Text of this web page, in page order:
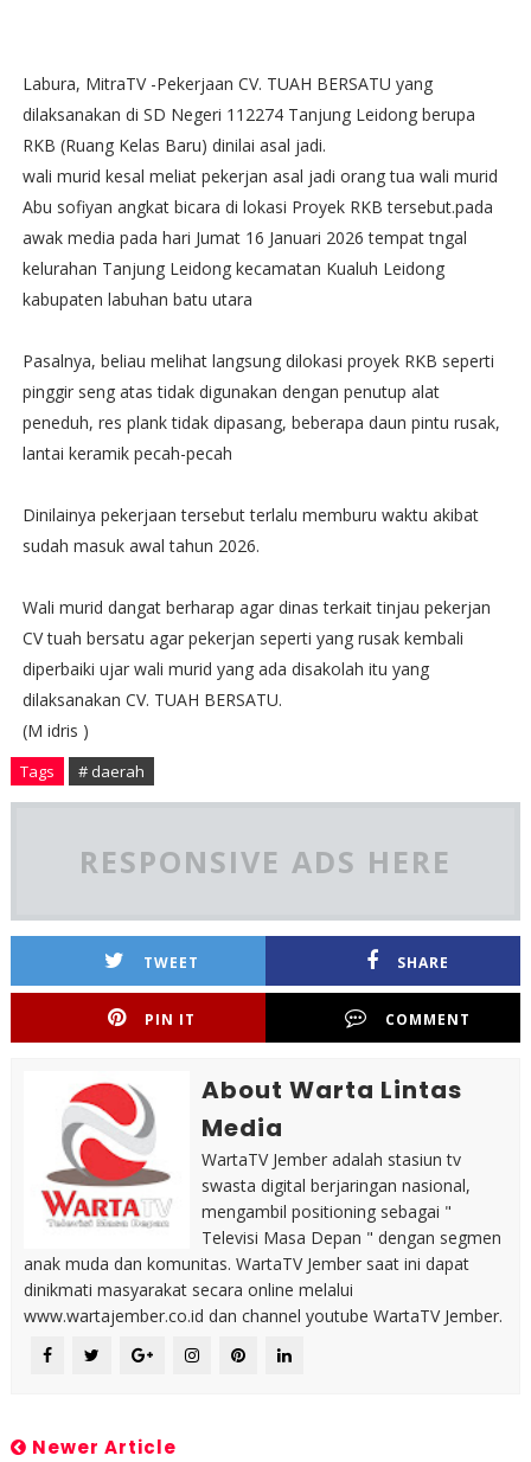
Labura, MitraTV -Pekerjaan CV. TUAH BERSATU yang
dilaksanakan di SD Negeri 112274 Tanjung Leidong berupa
RKB (Ruang Kelas Baru) dinilai asal jadi.
wali murid kesal meliat pekerjan asal jadi orang tua wali murid
Abu sofiyan angkat bicara di lokasi Proyek RKB tersebut.pada
awak media pada hari Jumat 16 Januari 2026 tempat tngal
kelurahan Tanjung Leidong kecamatan Kualuh Leidong
kabupaten labuhan batu utara
Pasalnya, beliau melihat langsung dilokasi proyek RKB seperti
pinggir seng atas tidak digunakan dengan penutup alat
peneduh, res plank tidak dipasang, beberapa daun pintu rusak,
lantai keramik pecah-pecah
Dinilainya pekerjaan tersebut terlalu memburu waktu akibat
sudah masuk awal tahun 2026.
Wali murid dangat berharap agar dinas terkait tinjau pekerjan
CV tuah bersatu agar pekerjan seperti yang rusak kembali
diperbaiki ujar wali murid yang ada disakolah itu yang
dilaksanakan CV. TUAH BERSATU.
(M idris )
Tags # daerah
RESPONSIVE ADS HERE
TWEET SHARE
PIN IT COMMENT
About Warta Lintas
Media
WartaTV Jember adalah stasiun tv
swasta digital berjaringan nasional,
mengambil positioning sebagai "
Televisi Masa Depan " dengan segmen
anak muda dan komunitas. WartaTV Jember saat ini dapat
dinikmati masyarakat secara online melalui
www.wartajember.co.id dan channel youtube WartaTV Jember.
Newer Article